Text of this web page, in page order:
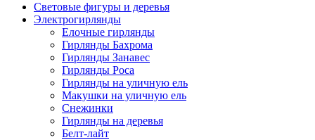
Световые фигуры и деревья
Электрогирлянды
Елочные гирлянды
Гирлянды Бахрома
Гирлянды Занавес
Гирлянды Роса
Гирлянды на уличную ель
Макушки на уличную ель
Снежинки
Гирлянды на деревья
Белт-лайт